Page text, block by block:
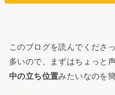
このブログを読んでくださ
多いので、まずはちょっと
中の立ち位置みたいなのを